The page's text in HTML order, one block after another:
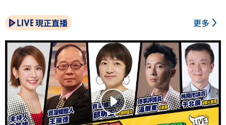
現正直播 更多